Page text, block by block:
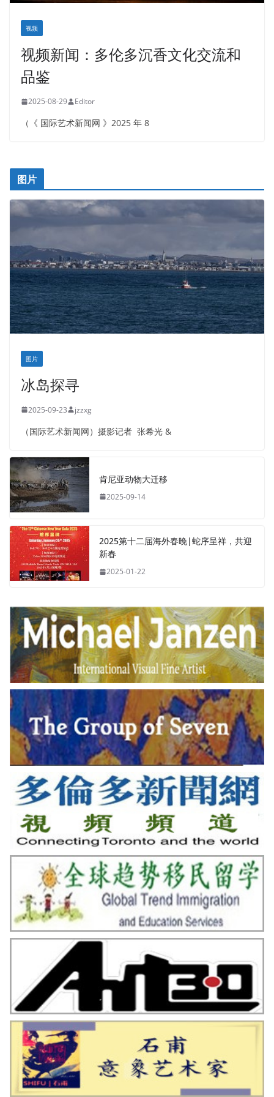
视频
视频新闻：多伦多沉香文化交流和
品鉴
2025-08-29 Editor
（《 国际艺术新闻网 》2025 年 8
图片
图片
冰岛探寻
2025-09-23 jzzxg
（国际艺术新闻网）摄影记者 张希光 &
肯尼亚动物大迁移
2025-09-14
2025第十二届海外春晚|蛇序呈祥，共迎
新春
2025-01-22